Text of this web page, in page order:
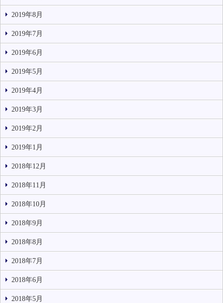
2019年8月
2019年7月
2019年6月
2019年5月
2019年4月
2019年3月
2019年2月
2019年1月
2018年12月
2018年11月
2018年10月
2018年9月
2018年8月
2018年7月
2018年6月
2018年5月